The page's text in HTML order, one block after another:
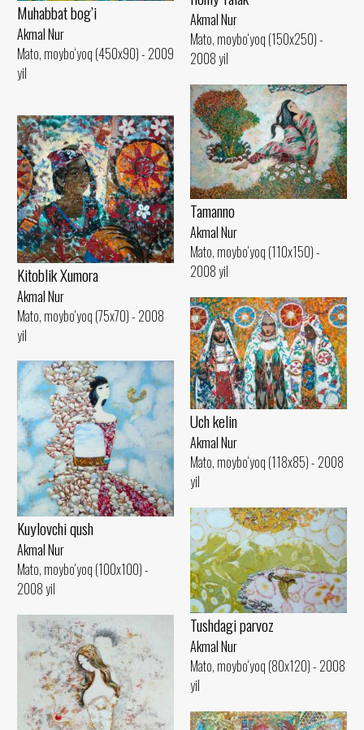
Muhabbat bog’i
Akmal Nur
Mato, moybo‘yoq (450x90) - 2009
yil
Akmal Nur
Mato, moybo‘yoq (150x250) -
2008 yil
Tamanno
Akmal Nur
Mato, moybo‘yoq (110x150) -
2008 yil
Kitoblik Xumora
Akmal Nur
Mato, moybo‘yoq (75x70) - 2008
yil
Uch kelin
Akmal Nur
Mato, moybo‘yoq (118x85) - 2008
yil
Kuylovchi qush
Akmal Nur
Mato, moybo‘yoq (100x100) -
2008 yil
Tushdagi parvoz
Akmal Nur
Mato, moybo‘yoq (80x120) - 2008
yil